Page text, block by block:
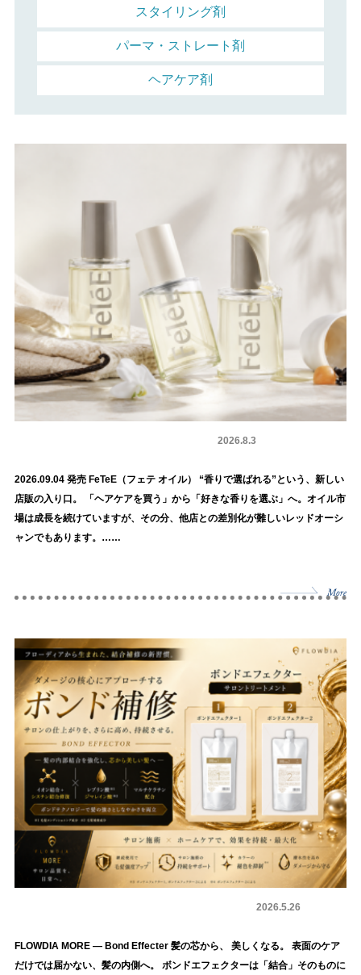
スタイリング剤
パーマ・ストレート剤
ヘアケア剤
2026.8.3
2026.09.04 発売 FeTeE（フェテ オイル） “香りで選ばれる”という、新しい
店販の入り口。 「ヘアケアを買う」から「好きな香りを選ぶ」へ。オイル市
場は成長を続けていますが、その分、他店との差別化が難しいレッドオーシ
ャンでもあります。……
2026.5.26
FLOWDIA MORE — Bond Effecter 髪の芯から、 美しくなる。 表面のケア
だけでは届かない、髪の内側へ。 ボンドエフェクターは「結合」そのものに